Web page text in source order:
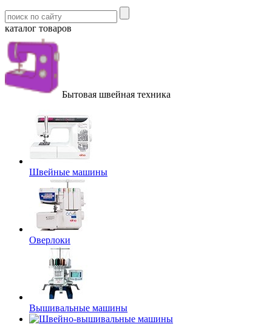
каталог товаров
Бытовая швейная техника
Швейные машины
Оверлоки
Вышивальные машины